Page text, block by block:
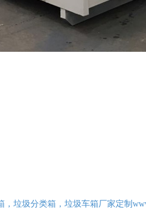
垃圾分类箱，垃圾车箱厂家定制